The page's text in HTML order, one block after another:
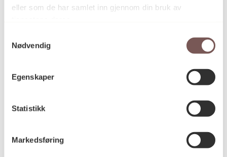
eller som de har samlet inn gjennom din bruk av
Nødvendig
Egenskaper
Statistikk
Markedsføring
post@koro.no
Besøksadresse
Victoria Terrasse 11
0251 Oslo